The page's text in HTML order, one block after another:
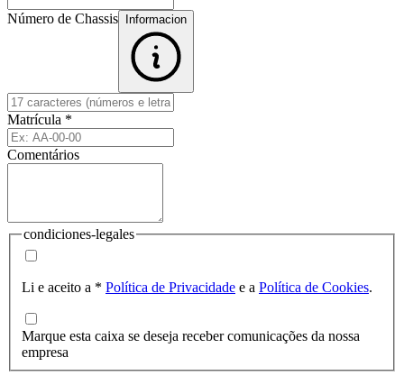
Número de Chassis Informacion
Matrícula *
Comentários
condiciones-legales
Li e aceito a * Política de Privacidade e a Política de Cookies.
Marque esta caixa se deseja receber comunicações da nossa
empresa